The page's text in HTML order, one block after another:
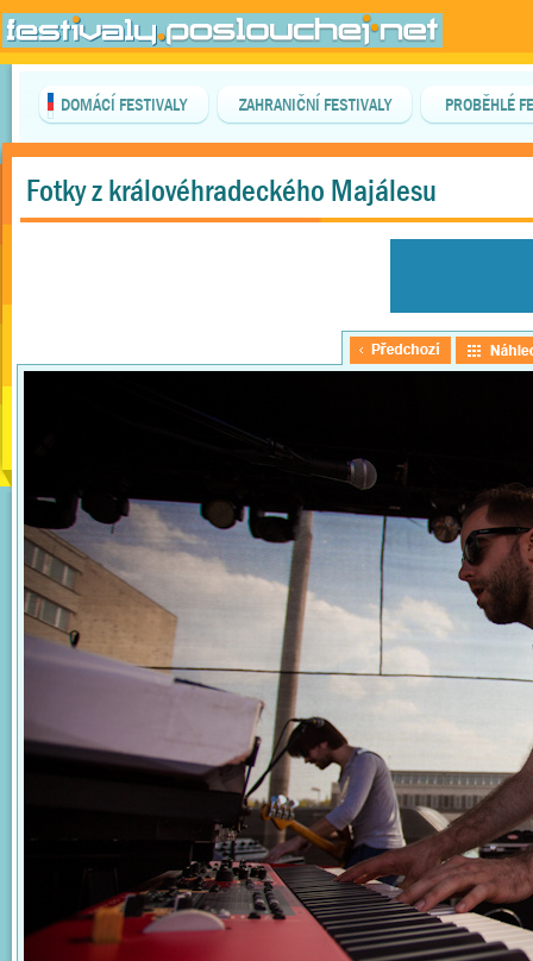
DOMÁCÍ FESTIVALY ZAHRANIČNÍ FESTIVALY PROBĚHLÉ
Fotky z královéhradeckého Majálesu